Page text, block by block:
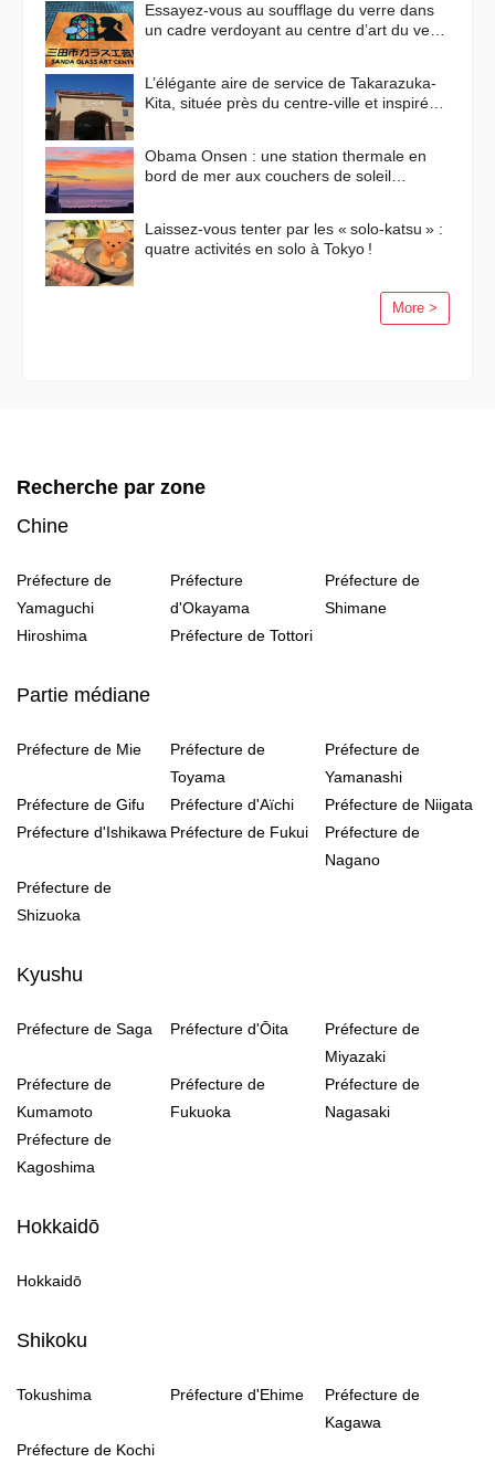
Essayez-vous au soufflage du verre dans
un cadre verdoyant au centre d’art du verre
L’élégante aire de service de Takarazuka-
Kita, située près du centre-ville et inspirée
Obama Onsen : une station thermale en
bord de mer aux couchers de soleil
Laissez-vous tenter par les « solo-katsu » :
quatre activités en solo à Tokyo !
More >
Recherche par zone
Chine
Préfecture de
Yamaguchi
Préfecture
d'Okayama
Préfecture de
Shimane
Hiroshima
Préfecture de Tottori
Partie médiane
Préfecture de Mie
Préfecture de
Toyama
Préfecture de
Yamanashi
Préfecture de Gifu
Préfecture d'Aïchi
Préfecture de Niigata
Préfecture d'Ishikawa Préfecture de Fukui
Préfecture de
Nagano
Préfecture de
Shizuoka
Kyushu
Préfecture de Saga Préfecture d'Ōita
Préfecture de
Miyazaki
Préfecture de
Kumamoto
Préfecture de
Fukuoka
Préfecture de
Nagasaki
Préfecture de
Kagoshima
Hokkaidō
Hokkaidō
Shikoku
Tokushima Préfecture d'Ehime
Préfecture de
Kagawa
Préfecture de Kochi